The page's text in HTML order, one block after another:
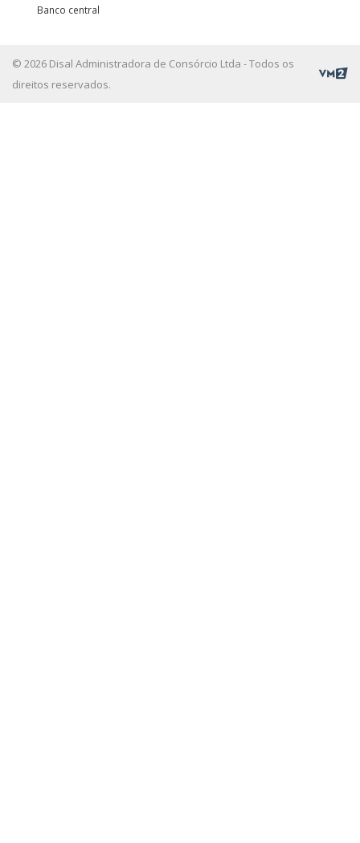
Banco central
© 2026 Disal Administradora de Consórcio Ltda - Todos os
direitos reservados.